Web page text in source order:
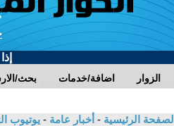
بحث/ اضافة/خدمات الزوار
الصفحة الرئيسية - أخبار عامة - يوتيوب